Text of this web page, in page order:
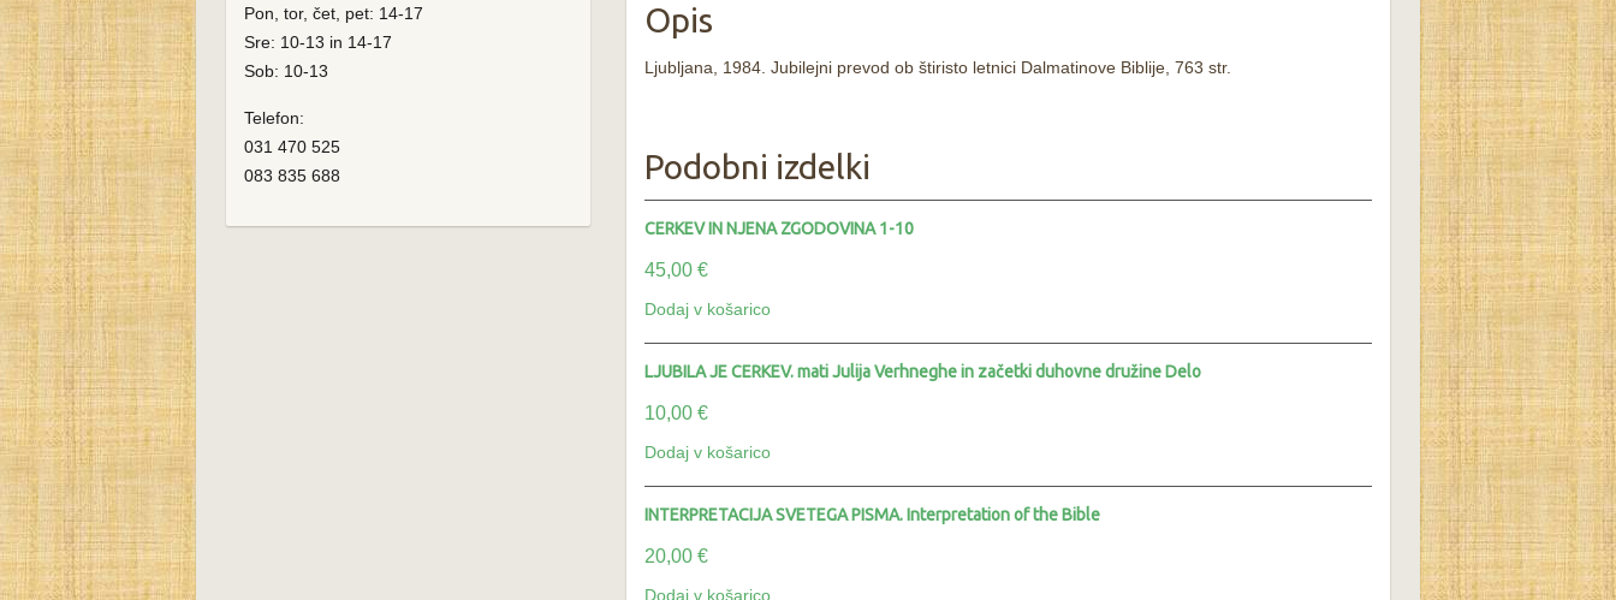
Opis
Ljubljana, 1984. Jubilejni prevod ob štiristo letnici Dalmatinove Biblije, 763 str.
Podobni izdelki
CERKEV IN NJENA ZGODOVINA 1-10
45,00 €
Dodaj v košarico
LJUBILA JE CERKEV. mati Julija Verhneghe in začetki duhovne družine Delo
10,00 €
Dodaj v košarico
INTERPRETACIJA SVETEGA PISMA. Interpretation of the Bible
20,00 €
Dodaj v košarico
Pon, tor, čet, pet: 14-17
Sre: 10-13 in 14-17
Sob: 10-13
Telefon:
031 470 525
083 835 688